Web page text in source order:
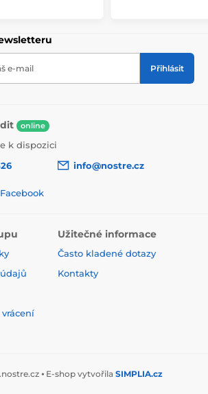
metoda je ekologická, a proto jsou
mají VOC i GREENGUARD GOLD
jsou bez obsahu PVC a lepidlo je na
e-mail Přihlásit
online
k dispozici
info@nostre.cz
Facebook
Užitečné informace
Často kladené dotazy
Kontakty
⦁ E-shop vytvořila SIMPLIA.cz